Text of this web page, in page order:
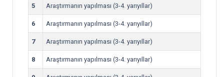
5 Araştırmanın yapılması (3-4. yarıyıllar)
6 Araştırmanın yapılması (3-4. yarıyıllar)
7 Araştırmanın yapılması (3-4. yarıyıllar)
8 Araştırmanın yapılması (3-4. yarıyıllar)